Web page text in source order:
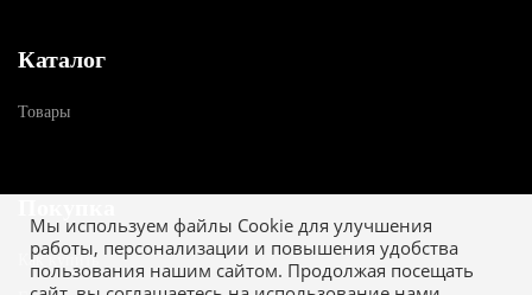
Мы используем файлы Cookie для улучшения
работы, персонализации и повышения удобства
пользования нашим сайтом. Продолжая посещать
Каталог
Товары
Как купить